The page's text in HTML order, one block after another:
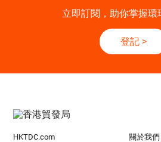
立即訂閱，助你掌握環
登記 >
HKTDC.com 關於我們